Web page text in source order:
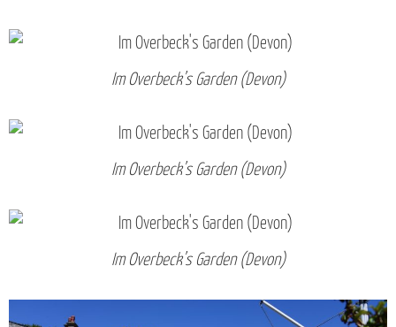
Im Overbeck’s Garden (Devon)
Im Overbeck’s Garden (Devon)
Im Overbeck’s Garden (Devon)